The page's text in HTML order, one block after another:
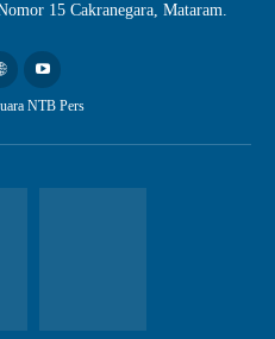
15 Cakranegara, Mataram.
NTB Pers